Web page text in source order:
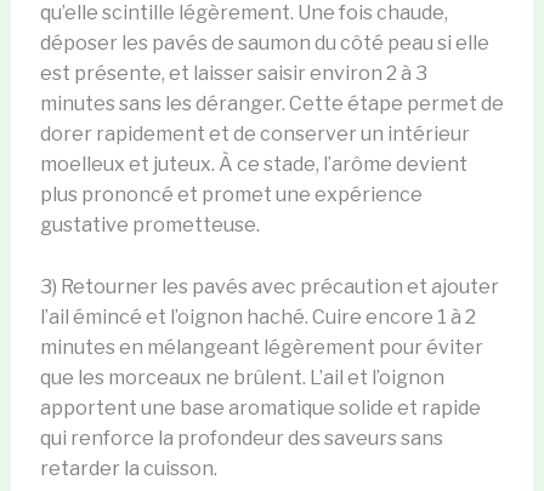
qu’elle scintille légèrement. Une fois chaude,
déposer les pavés de saumon du côté peau si elle
est présente, et laisser saisir environ 2 à 3
minutes sans les déranger. Cette étape permet de
dorer rapidement et de conserver un intérieur
moelleux et juteux. À ce stade, l’arôme devient
plus prononcé et promet une expérience
gustative prometteuse.
3) Retourner les pavés avec précaution et ajouter
l’ail émincé et l’oignon haché. Cuire encore 1 à 2
minutes en mélangeant légèrement pour éviter
que les morceaux ne brûlent. L’ail et l’oignon
apportent une base aromatique solide et rapide
qui renforce la profondeur des saveurs sans
retarder la cuisson.